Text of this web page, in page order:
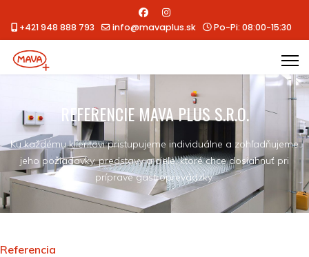
+421 948 888 793 info@mavaplus.sk Po-Pi: 08:00-15:30
REFERENCIE MAVA PLUS S.R.O.
Ku každému klientovi pristupujeme individuálne a zohľadňujeme
jeho požiadavky, predstavy a ciele, ktoré chce dosiahnuť pri
príprave gastroprevádzky.
Referencia